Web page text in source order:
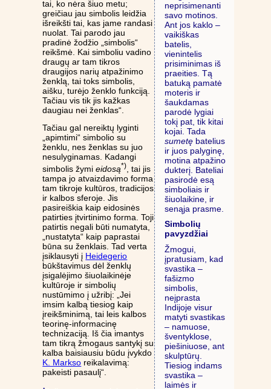
neprisimenanti
savo motinos.
Ant jos kaklo –
vaikiškas
batelis,
vienintelis
prisiminimas iš
praeities. Tą
batuką pamatė
moteris ir
šaukdamas
parodė lygiai
tokį pat, tik kitai
kojai. Tada
sumetębatelius
ir juos palyginę,
motina atpažino
dukterį. Bateliai
pasirodė esą
simboliais ir
šiuolaikine, ir
senąja prasme.
Simbolių
pavyzdžiai
Žmogui,
įpratusiam, kad
svastika –
fašizmo
simbolis,
neįprasta
Indijoje visur
matyti svastikas
– namuose,
šventyklose,
piešiniuose, ant
skulptūrų.
Tiesiog indams
svastika –
laimės ir
tai, ko nėra šiuo metu;
greičiau jau simbolis leidžia
išreikšti tai, kas jame randasi
nuolat. Tai parodo jau
pradinė žodžio „simbolis“
reikšmė. Kai simboliu vadino
draugų ar tam tikros
draugijos narių atpažinimo
ženklą, tai toks simbolis,
aišku, turėjo ženklo funkciją.
Tačiau vis tik jis kažkas
daugiau nei ženklas“.
Tačiau gal nereiktų lyginti
„apimtimi“ simbolio su
ženklu, nes ženklas su juo
nesulyginamas. Kadangi
simbolis žymieidosą*)
, tai jis
tampa jo atvaizdavimo forma
tam tikroje kultūros, tradicijos
ir kalbos sferoje. Jis
pasireiškia kaip eidosinės
patirties įtvirtinimo forma. Toji
patirtis negali būti numatyta,
„nustatyta“ kaip paprastai
būna su ženklais. Tad verta
įsiklausyti į Heidegerio
būkštavimus dėl ženklų
įsigalėjimo šiuolaikinėje
kultūroje ir simbolių
nustūmimo į užribį: „Jei
imsim kalbą tiesiog kaip
įreikšminimą, tai leis kalbos
teorinę-informacinę
technizaciją. Iš čia imantys
tam tikrą žmogaus santykį su
kalba baisiausiu būdu įvykdo
K. Markso reikalavimą:
pakeisti pasaulį“.